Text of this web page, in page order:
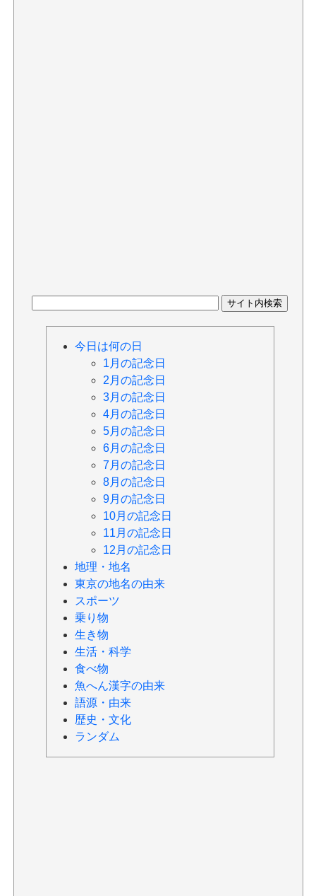
今日は何の日
1月の記念日
2月の記念日
3月の記念日
4月の記念日
5月の記念日
6月の記念日
7月の記念日
8月の記念日
9月の記念日
10月の記念日
11月の記念日
12月の記念日
地理・地名
東京の地名の由来
スポーツ
乗り物
生き物
生活・科学
食べ物
魚へん漢字の由来
語源・由来
歴史・文化
ランダム